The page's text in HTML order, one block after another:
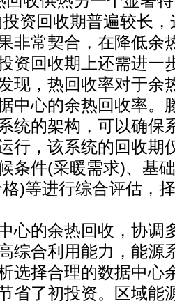
资回收期普遍较长
非常契合，在降低余
资回收期上还需进一
现，热回收率对于余
中心的余热回收率。
统的架构，可以确保
行，该系统的回收期
条件(采暖需求)、基
)等进行综合评估，
的余热回收，协调
综合利用能力，能源
选择合理的数据中心
省了初投资。区域能